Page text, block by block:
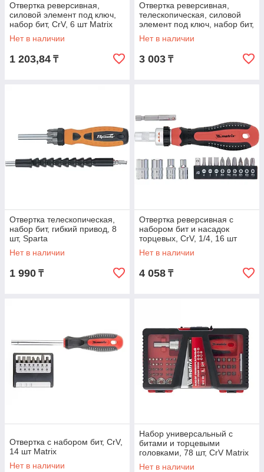
Отвертка реверсивная,
силовой элемент под ключ,
набор бит, CrV, 6 шт Matrix
Нет в наличии
1 203,84 ₸
Отвертка реверсивная,
телескопическая, силовой
элемент под ключ, набор бит,
CrV, 15 шт Matrix
Нет в наличии
3 003 ₸
Отвертка телескопическая,
набор бит, гибкий привод, 8
шт, Sparta
Нет в наличии
1 990 ₸
Отвертка реверсивная с
набором бит и насадок
торцевых, CrV, 1/4, 16 шт
Matrix
Нет в наличии
4 058 ₸
Отвертка с набором бит, CrV,
14 шт Matrix
Нет в наличии
Набор универсальный с
битами и торцевыми
головками, 78 шт, CrV Matrix
Нет в наличии